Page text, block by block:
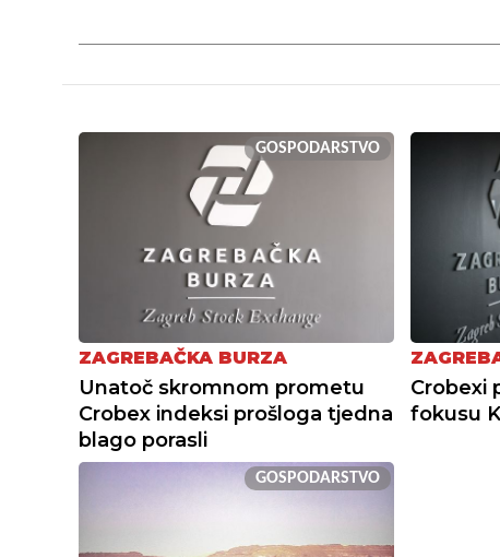
GOSPODARSTVO
ZAGREBAČKA BURZA
Unatoč skromnom prometu
Crobex indeksi prošloga tjedna
blago porasli
Crobexi
fokusu
GOSPODARSTVO